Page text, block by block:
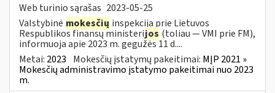
Web turinio sąrašas 2023-05-25
Valstybinė mokesčių inspekcija prie Lietuvos
Respublikos finansų ministerijos (toliau — VMI prie FM),
informuoja apie 2023 m. gegužės 11 d....
Metai: 2023 Mokesčių įstatymų pakeitimai: MĮP 2021 »
Mokesčių administravimo įstatymo pakeitimai nuo 2023
m.